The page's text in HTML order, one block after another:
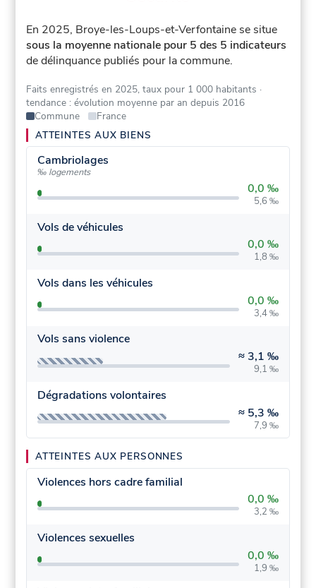
En 2025, Broye-les-Loups-et-Verfontaine se situe
sous la moyenne nationale pour 5 des 5 indicateurs
de délinquance publiés pour la commune.
Faits enregistrés en 2025, taux pour 1 000 habitants ·
tendance : évolution moyenne par an depuis 2016
Commune
France
ATTEINTES AUX BIENS
Cambriolages
‰ logements
0,0 ‰
5,6 ‰
Vols de véhicules
0,0 ‰
1,8 ‰
Vols dans les véhicules
0,0 ‰
3,4 ‰
Vols sans violence
≈ 3,1 ‰
9,1 ‰
Dégradations volontaires
≈ 5,3 ‰
7,9 ‰
ATTEINTES AUX PERSONNES
Violences hors cadre familial
0,0 ‰
3,2 ‰
Violences sexuelles
0,0 ‰
1,9 ‰